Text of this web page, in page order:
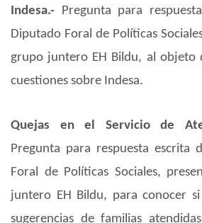
Indesa.- Pregunta para
Diputado Foral de Políticas
grupo juntero EH Bildu, al objeto
cuestiones sobre Indesa.
Quejas en el Servicio de
Pregunta para respuesta escrita
Foral de Políticas Sociales,
juntero EH Bildu, para conocer
sugerencias de familias